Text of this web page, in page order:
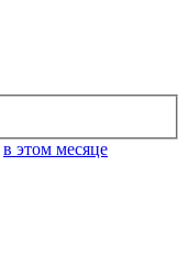
в этом месяце